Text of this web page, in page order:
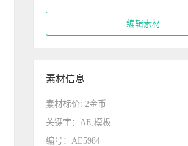
编辑素材
素材信息
素材标价: 2金币
关键字：AE,模板
编号：AE5984